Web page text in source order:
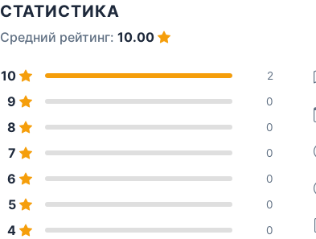
СТАТИСТИКА
Средний рейтинг: 10.00
10 2
9 0
8 0
7 0
6 0
5 0
4 0